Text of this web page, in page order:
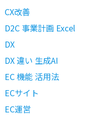
CX改善
D2C 事業計画 Excel
DX
DX 違い 生成AI
EC 機能 活用法
ECサイト
EC運営